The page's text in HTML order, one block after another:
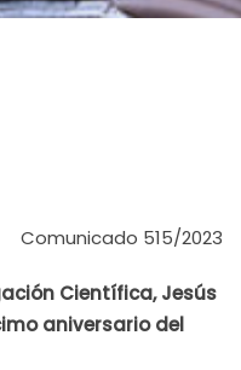
Comunicado 515/2023
Científica, Jesús
aniversario del